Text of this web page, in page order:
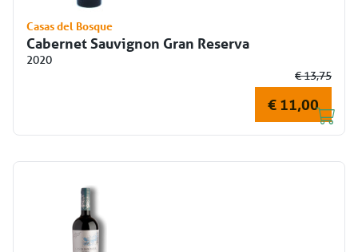
Casas del Bosque
Cabernet Sauvignon Gran Reserva
2020
€ 13,75
€ 11,00